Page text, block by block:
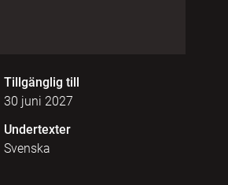
Tillgänglig till
30 juni 2027
Undertexter
Svenska